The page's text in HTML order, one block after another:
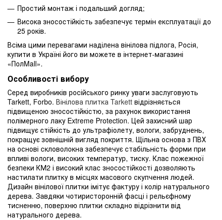
Простий монтаж і подальший догляд;
Висока зносостійкість забезпечує термін експлуатації до
25 років.
Всіма цими перевагами наділена вінілова підлога, Росія,
купити в Україні його ви можете в інтернет-магазині
«ПолMall».
Особливості вибору
Серед виробників російського ринку уваги заслуговують
Tarkett, Forbo. Вінілова плитка Tarkett відрізняється
підвищеною зносостійкістю, за рахунок використання
полімерного лаку Extreme Protection. Цей захисний шар
підвищує стійкість до ультрафіолету, вологи, забруднень,
покращує зовнішній вигляд покриття. Щільна основа з ПВХ
на основі скловолокна забезпечує стабільність форми при
впливі вологи, високих температур, тиску. Клас пожежної
безпеки КМ2 і високий клас зносостійкості дозволяють
настилати плитку в місцях масового скупчення людей.
Дизайн вінілової плитки імітує фактуру і колір натурального
дерева. Завдяки чотиристоронній фасці і рельєфному
тисненню, поверхню плитки складно відрізнити від
натурального дерева.